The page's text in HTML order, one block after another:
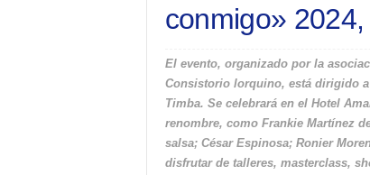
conmigo»
El evento, organizado por la
Consistorio lorquino, está dirigido
Timba. Se celebrará en el Hotel
renombre, como Frankie Martínez
salsa; César Espinosa; Ronier
disfrutar de talleres, masterclass,